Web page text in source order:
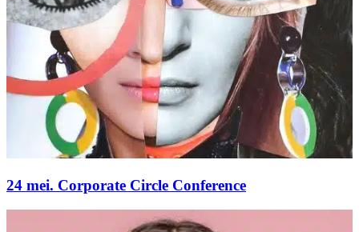
24 mei. Corporate Circle Conference